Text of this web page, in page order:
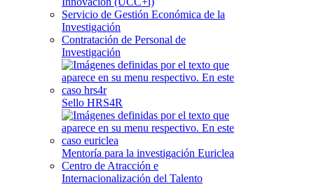
Servicio de Gestión Económica de la
Investigación
Contratación de Personal de
Investigación
Sello HRS4R
Mentoría para la investigación Euriclea
Centro de Atracción e
Internacionalización del Talento